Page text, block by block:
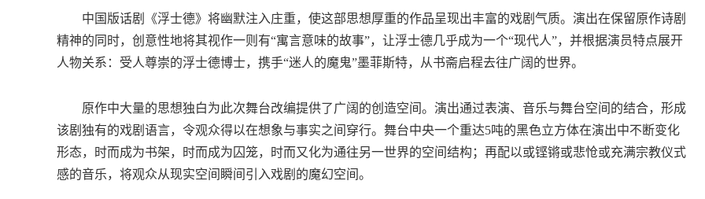
中国版话剧《浮士德》将幽默注入庄重，使这部思想厚重的作品呈现出丰富的戏剧气质。演出在保留原作诗剧
精神的同时，创意性地将其视作一则有“寓言意味的故事”，让浮士德几乎成为一个“现代人”，并根据演员特点展开
人物关系：受人尊崇的浮士德博士，携手“迷人的魔鬼”墨菲斯特，从书斋启程去往广阔的世界。
原作中大量的思想独白为此次舞台改编提供了广阔的创造空间。演出通过表演、音乐与舞台空间的结合，形成
该剧独有的戏剧语言，令观众得以在想象与事实之间穿行。舞台中央一个重达5吨的黑色立方体在演出中不断变化
形态，时而成为书架，时而成为囚笼，时而又化为通往另一世界的空间结构；再配以或铿锵或悲怆或充满宗教仪式
感的音乐，将观众从现实空间瞬间引入戏剧的魔幻空间。